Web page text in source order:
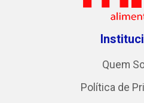
Quem
Política de